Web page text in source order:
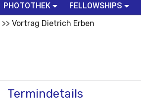
PHOTOTHEK FELLOWSHIPS
Vortrag Dietrich Erben
Termindetails